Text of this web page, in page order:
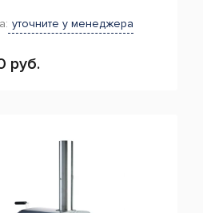
уточните у менеджера
руб.